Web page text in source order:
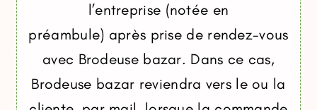
l’entreprise (notée en
préambule) après prise de rendez-vous
avec Brodeuse bazar. Dans ce cas,
Brodeuse bazar reviendra vers le ou la